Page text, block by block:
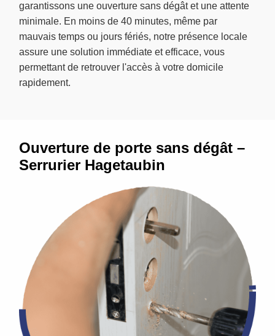
garantissons une ouverture sans dégât et une attente
minimale. En moins de 40 minutes, même par
mauvais temps ou jours fériés, notre présence locale
assure une solution immédiate et efficace, vous
permettant de retrouver l'accès à votre domicile
rapidement.
Ouverture de porte sans dégât –
Serrurier Hagetaubin